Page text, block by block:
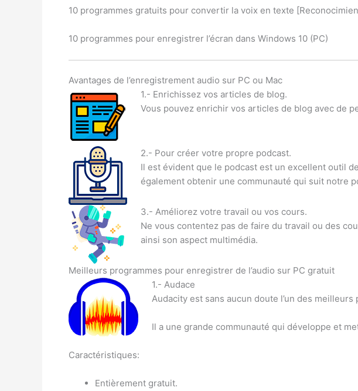
10 programmes gratuits pour convertir la voix en texte
10 programmes pour enregistrer l’écran dans Windows 10 (PC)
Avantages de l’enregistrement audio sur PC ou Mac
1.- Enrichissez vos articles de blog.
Vous pouvez enrichir vos articles de blog avec de
2.- Pour créer votre propre podcast.
Il est évident que le podcast est un excellent outil
également obtenir une communauté qui suit notre
3.- Améliorez votre travail ou vos cours.
Ne vous contentez pas de faire du travail ou des
ainsi son aspect multimédia.
Meilleurs programmes pour enregistrer de l’audio sur PC gratuit
1.- Audace
Audacity est sans aucun doute l’un des
Il a une grande communauté qui développe et
Caractéristiques:
Entièrement gratuit.